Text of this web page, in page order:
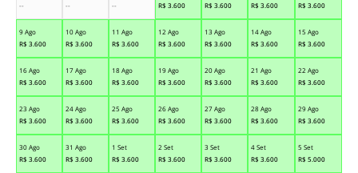
--
--
--
R$ 3.600
R$ 3.600
R$ 3.600
R$ 3.600
9 Ago
R$ 3.600
10 Ago
R$ 3.600
11 Ago
R$ 3.600
12 Ago
R$ 3.600
13 Ago
R$ 3.600
14 Ago
R$ 3.600
15 Ago
R$ 3.600
16 Ago
R$ 3.600
17 Ago
R$ 3.600
18 Ago
R$ 3.600
19 Ago
R$ 3.600
20 Ago
R$ 3.600
21 Ago
R$ 3.600
22 Ago
R$ 3.600
23 Ago
R$ 3.600
24 Ago
R$ 3.600
25 Ago
R$ 3.600
26 Ago
R$ 3.600
27 Ago
R$ 3.600
28 Ago
R$ 3.600
29 Ago
R$ 3.600
30 Ago
R$ 3.600
31 Ago
R$ 3.600
1 Set
R$ 3.600
2 Set
R$ 3.600
3 Set
R$ 3.600
4 Set
R$ 3.600
5 Set
R$ 5.000